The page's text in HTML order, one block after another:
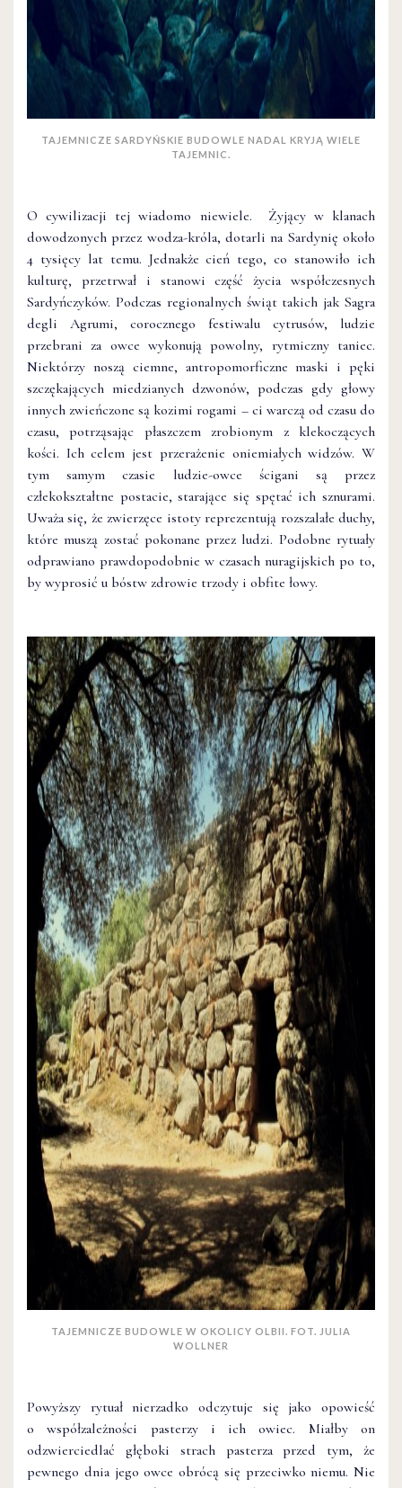
TAJEMNICZE SARDYŃSKIE BUDOWLE NADAL KRYJĄ WIELE
TAJEMNIC.
O cywilizacji tej wiadomo niewiele. Żyjący w klanach
dowodzonych przez wodza-króla, dotarli na Sardynię około
4 tysięcy lat temu. Jednakże cień tego, co stanowiło ich
kulturę, przetrwał i stanowi część życia współczesnych
Sardyńczyków. Podczas regionalnych świąt takich jak Sagra
degli Agrumi, corocznego festiwalu cytrusów, ludzie
przebrani za owce wykonują powolny, rytmiczny taniec.
Niektórzy noszą ciemne, antropomorficzne maski i pęki
szczękających miedzianych dzwonów, podczas gdy głowy
innych zwieńczone są kozimi rogami – ci warczą od czasu do
czasu, potrząsając płaszczem zrobionym z klekoczących
kości. Ich celem jest przerażenie oniemiałych widzów. W
tym samym czasie ludzie-owce ścigani są przez
człekokształtne postacie, starające się spętać ich sznurami.
Uważa się, że zwierzęce istoty reprezentują rozszalałe duchy,
które muszą zostać pokonane przez ludzi. Podobne rytuały
odprawiano prawdopodobnie w czasach nuragijskich po to,
by wyprosić u bóstw zdrowie trzody i obfite łowy.
TAJEMNICZE BUDOWLE W OKOLICY OLBII. FOT. JULIA
WOLLNER
Powyższy rytuał nierzadko odczytuje się jako opowieść
o współzależności pasterzy i ich owiec. Miałby on
odzwierciedlać głęboki strach pasterza przed tym, że
pewnego dnia jego owce obrócą się przeciwko niemu. Nie